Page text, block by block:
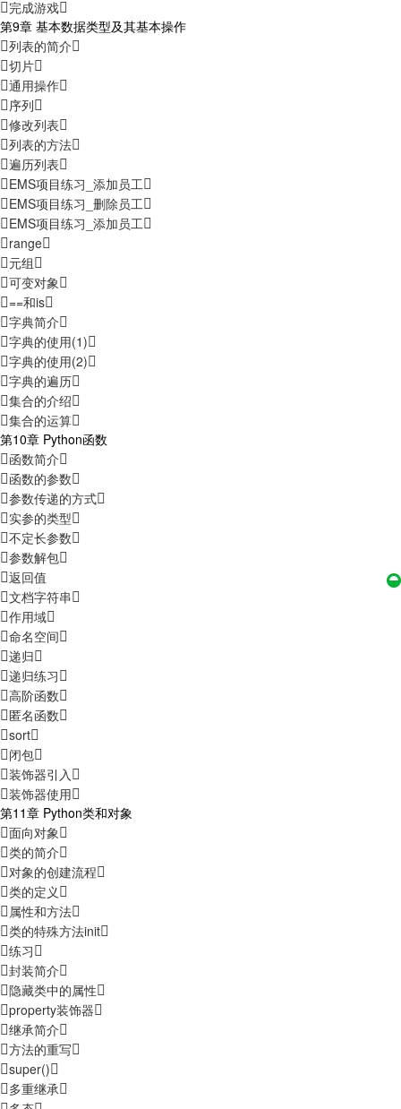
完成游戏
第9章 基本数据类型及其基本操作
列表的简介
切片
通用操作
序列
修改列表
列表的方法
遍历列表
EMS项目练习_添加员工
EMS项目练习_删除员工
EMS项目练习_添加员工
range
元组
可变对象
==和is
字典简介
字典的使用(1)
字典的使用(2)
字典的遍历
集合的介绍
集合的运算
第10章 Python函数
函数简介
函数的参数
参数传递的方式
实参的类型
不定长参数
参数解包
返回值
文档字符串
作用域
命名空间
递归
递归练习
高阶函数
匿名函数
sort
闭包
装饰器引入
装饰器使用
第11章 Python类和对象
面向对象
类的简介
对象的创建流程
类的定义
属性和方法
类的特殊方法init
练习
封装简介
隐藏类中的属性
property装饰器
继承简介
方法的重写
super()
多重继承